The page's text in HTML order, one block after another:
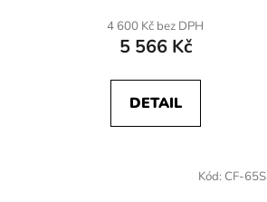
4 600 Kč bez DPH
5 566 Kč
DETAIL
Kód: CF-65S